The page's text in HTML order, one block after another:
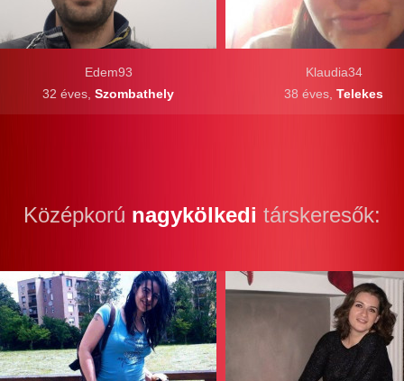
Klaudia34
38 éves, Telekes
Edem93
32 éves, Szombathely
Középkorú nagykölkedi társkeresők: